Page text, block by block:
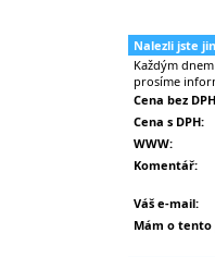
Nalezli jste
Každým
prosíme
Cena bez
Cena s DPH:
WWW:
Komentář:
Váš e-mail:
Mám o